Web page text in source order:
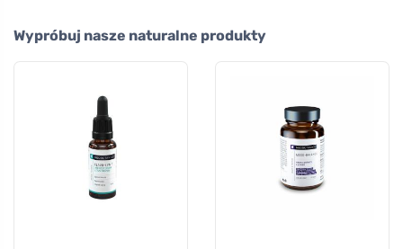
Wypróbuj nasze naturalne produkty